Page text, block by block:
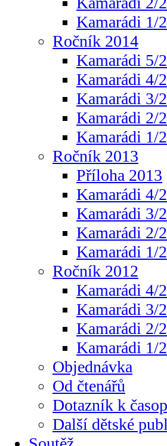
Kamarádi 1/
Ročník 2014
Kamarádi 5/
Kamarádi 4/
Kamarádi 3/
Kamarádi 2/
Kamarádi 1/
Ročník 2013
Příloha 2013
Kamarádi 4/
Kamarádi 3/
Kamarádi 2/
Kamarádi 1/
Ročník 2012
Kamarádi 4/
Kamarádi 3/
Kamarádi 2/
Kamarádi 1/
Objednávka
Od čtenářů
Dotazník k
Další dětské